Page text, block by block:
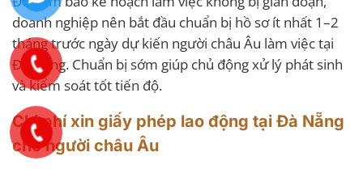
doanh nghiệp nên bắt đầu chuẩn bị hồ sơ ít nhất 1–2
tháng trước ngày dự kiến người châu Âu làm việc tại
Đà Nẵng. Chuẩn bị sớm giúp chủ động xử lý phát sinh
và kiểm soát tốt tiến độ.
Chi phí xin giấy phép lao động tại Đà Nẵng
cho người châu Âu